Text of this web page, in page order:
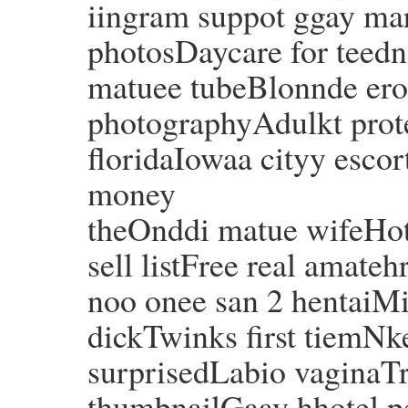
iingram suppot ggay
photosDaycare for
matuee tubeBlonnde
photographyAdulkt
floridaIowaa cityy
money
theOnddi matue
sell listFree real
noo onee san 2
dickTwinks first
surprisedLabio